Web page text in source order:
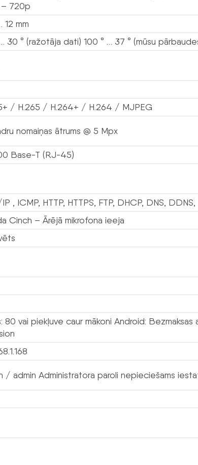
720p
12 mm
30 ° (ražotāja dati) 100 ° … 37 ° (mūsu
/ H.265 / H.264+ / H.264 / MJPEG
nomaiņas ātrums @ 5 Mpx
Base-T (RJ-45)
, ICMP, HTTP, HTTPS, FTP, DHCP, DNS, DDNS,
Cinch – Ārējā mikrofona ieeja
80 vai piekļuve caur mākoni Android:
/ admin Administratora paroli nepieciešams